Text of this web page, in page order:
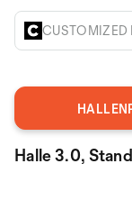
CUSTOMIZED
Halle 3.0,